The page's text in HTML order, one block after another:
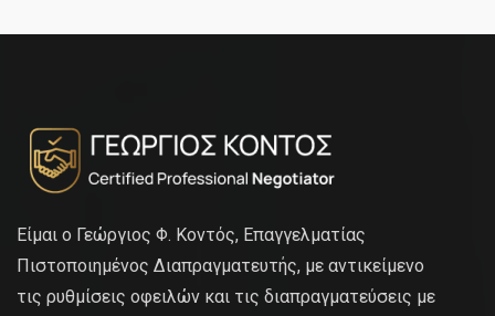
Είμαι ο Γεώργιος Φ. Κοντός, Επαγγελματίας
Πιστοποιημένος Διαπραγματευτής, με αντικείμενο
τις ρυθμίσεις οφειλών και τις διαπραγματεύσεις με